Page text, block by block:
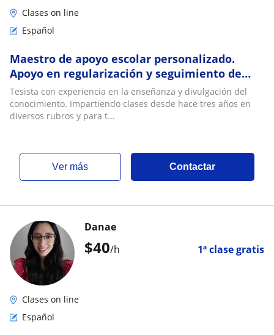
Clases on line
Español
Maestro de apoyo escolar personalizado.
Apoyo en regularización y seguimiento de
temas de nivel básico, medio y medio
superior
Tesista con experiencia en la enseñanza y divulgación del
conocimiento. Impartiendo clases desde hace tres años en
diversos rubros y para t...
ver más Contactar
$40/h 1ª clase gratis
Danae
Clases on line
Español